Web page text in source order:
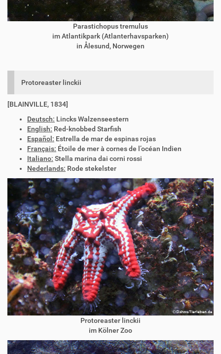
Parastichopus tremulus
im Atlantikpark (Atlanterhavsparken)
in Ålesund, Norwegen
Protoreaster linckii
[BLAINVILLE, 1834]
Deutsch: Lincks Walzenseestern
English: Red-knobbed Starfish
Español: Estrella de mar de espinas rojas
Français: Étoile de mer à cornes de l’océan Indien
Italiano: Stella marina dai corni rossi
Nederlands: Rode stekelster
Protoreaster linckii
im Kölner Zoo